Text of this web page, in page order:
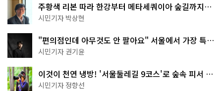
주황색 리본 따라 한강부터 메타세쿼이아 숲길까지…
서울둘레길 15코스
시민기자 박상현
"편의점인데 아무것도 안 팔아요" 서울에서 가장 특별
한 편의점의 정체
시민기자 권기윤
이것이 천연 냉방! '서울둘레길 9코스'로 숲속 피서 떠
나볼까
시민기자 정향선